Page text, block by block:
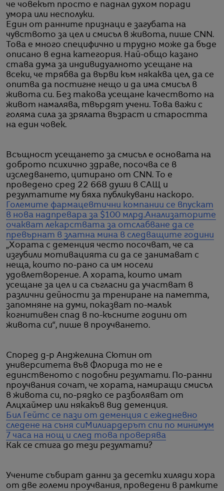
че човекът просто е паднал духом поради
умора или несполуки.
Един от ранните признаци е загубата на
чувството за цел и смисъл в живота, пише CNN.
Това е много специфично и трудно може да бъде
описано в една категория. Най-общо казано
става дума за индивидуалното усещане на
всеки, че трябва да върви към някаква цел, да се
опитва да постигне нещо и да има смисъл в
живота си. Без такова усещане качеството на
живот намалява, твърдят учени. Това важи с
голяма сила за зрялата възраст и старостта
на един човек.
Всъщност усещането за смисъл е основата на
доброто психично здраве, посочва се в
изследването, цитирано от CNN. То е
проведено сред 22 668 души в САЩ и
резултатите му бяха публикувани наскоро.
Големите фармацевтични компании се впускат
в нова надпревара за $100 млрд.Анализаторите
очакват лекарствата за отслабване да се
превърнат в златна мина в следващите години
„Хората с деменция често посочват, че са
изгубили мотивацията си да се занимават с
неща, които по-рано са им носели
удовлетворение. А хората, които имат
усещане за цел и са съгласни да участват в
различни дейности за трениране на паметта,
запомняне на думи, показват по-малък
когнитивен спад в по-късните години от
живота си“, пише в проучването.
Според д-р Анджелина Сютин от
университета във Флорида то не е
единственото с подобни резултати. По-ранни
проучвания сочат, че хората, намиращи смисъл
в живота си, по-рядко се разболяват от
Алцхаймер или някакъв вид деменция.
Бил Гейтс се пази от деменция с ежедневно
следене на съня си Милиардерът спи по минимум
7 часа на нощ и след това проверява
Как се стига до тези резултати?
Учените събират данни за десетки хиляди хора
от две големи проучвания, проведени в рамките